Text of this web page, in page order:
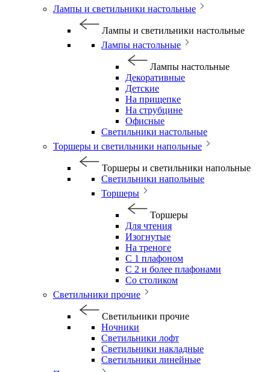
Лампы и светильники настольные
Лампы и светильники настольные
Лампы настольные
Лампы настольные
Декоративные
Детские
На прищепке
На струбцине
Офисные
Светильники настольные
Торшеры и светильники напольные
Торшеры и светильники напольные
Светильники напольные
Торшеры
Торшеры
Для чтения
Изогнутые
На треноге
С 1 плафоном
С 2 и более плафонами
Со столиком
Светильники прочие
Светильники прочие
Ночники
Светильники лофт
Светильники накладные
Светильники линейные